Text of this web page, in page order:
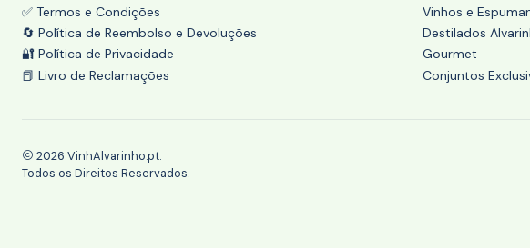
✅ Termos e Condições
🔄 Política de Reembolso e Devoluções
🔐 Política de Privacidade
📕 Livro de Reclamações
Vinhos e
Destilados
Gourmet
Conjuntos
2026 VinhAlvarinho.pt.
Todos os Direitos Reservados.